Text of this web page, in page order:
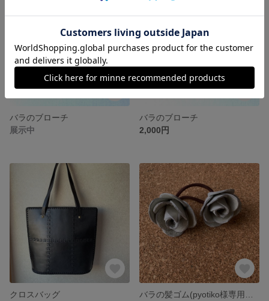
バラのブローチ
展示中
バラのブローチ
2,000円
クロスバッグ